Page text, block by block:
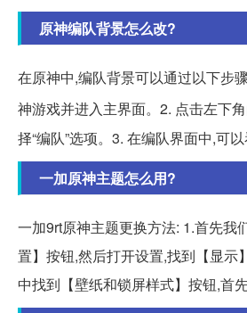
原神编队背景怎么改?
在原神中,编队背景可以通过以下步
神游戏并进入主界面。2. 点击左下
择“编队”选项。3. 在编队界面中,可以
一加原神主题怎么用?
一加9rt原神主题更换方法: 1.首先我
置】按钮,然后打开设置,找到【显示
中找到【壁纸和锁屏样式】按钮,首先